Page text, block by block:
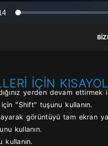
SüreYüklendi: 0%
Yükleniyor: 0%
İÇİN
yerden devam ettirmek
"Shift" tuşunu kullanın.
görüntüyü tam ekran
kullanın.